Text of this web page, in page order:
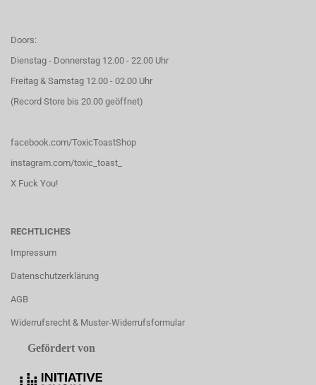
Doors:
Dienstag - Donnerstag 12.00 - 22.00 Uhr
Freitag & Samstag 12.00 - 02.00 Uhr
(Record Store bis 20.00 geöffnet)
facebook.com/ToxicToastShop
instagram.com/toxic_toast_
X Fuck You!
RECHTLICHES
Impressum
Datenschutzerklärung
AGB
Widerrufsrecht & Muster-Widerrufsformular
Gefördert von